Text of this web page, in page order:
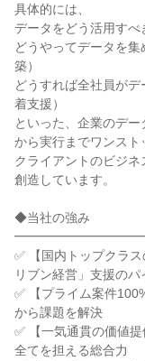
具体的には、
データをどう活用すべ
どうやってデータを
築）
どうすれば全社員が
着支援）
といった、企業のデ
から実行までワンスト
クライアントのビジ
創造しています。
◆当社の強み
✅ 【国内トップクラ
リブン経営」支援のパ
✅ 【プライム案件
から課題を解決
✅ 【一気通貫の価値
全てを担える総合力